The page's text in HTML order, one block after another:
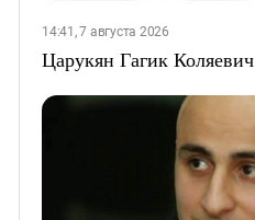
14:41, 7 августа 2026
Царукян Гагик Коляевич